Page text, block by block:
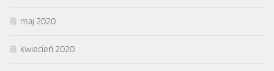
maj 2020
kwiecień 2020